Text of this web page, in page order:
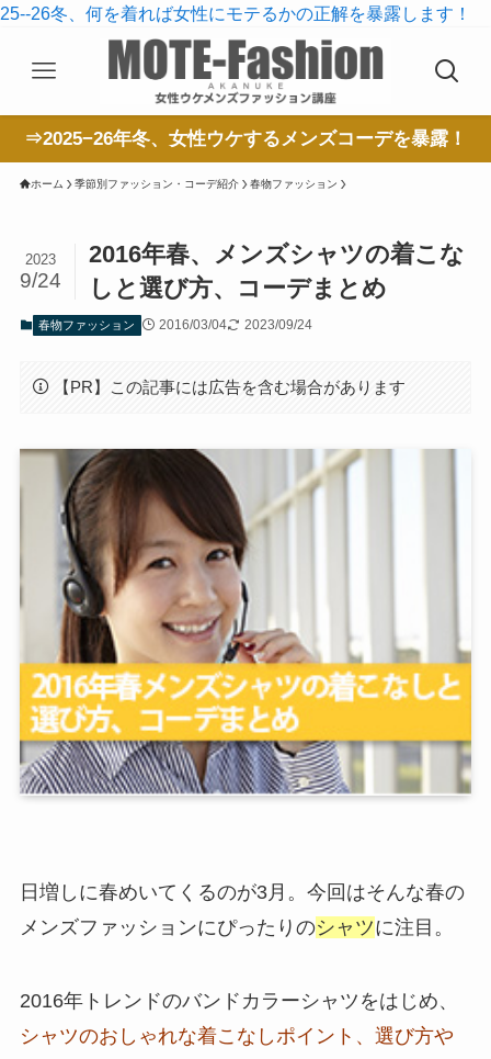
25--26冬、何を着れば女性にモテるかの正解を暴露します！
⇒2025−26年冬、女性ウケするメンズコーデを暴露！
ホーム 季節別ファッション・コーデ紹介 春物ファッション
2016年春、メンズシャツの着こな
しと選び方、コーデまとめ
2023
9/24
春物ファッション 2016/03/04 2023/09/24
【PR】この記事には広告を含む場合があります
日増しに春めいてくるのが3月。今回はそんな春の
メンズファッションにぴったりのシャツに注目。
2016年トレンドのバンドカラーシャツをはじめ、
シャツのおしゃれな着こなしポイント、選び方や